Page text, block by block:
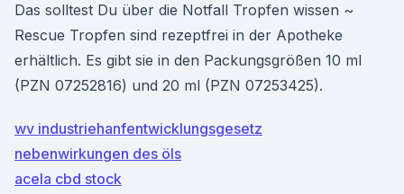
Das solltest Du über die Notfall Tropfen wissen ~
Rescue Tropfen sind rezeptfrei in der Apotheke
erhältlich. Es gibt sie in den Packungsgrößen 10 ml
(PZN 07252816) und 20 ml (PZN 07253425).
wv industriehanfentwicklungsgesetz
nebenwirkungen des öls
acela cbd stock